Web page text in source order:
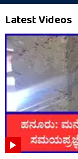
Latest Videos